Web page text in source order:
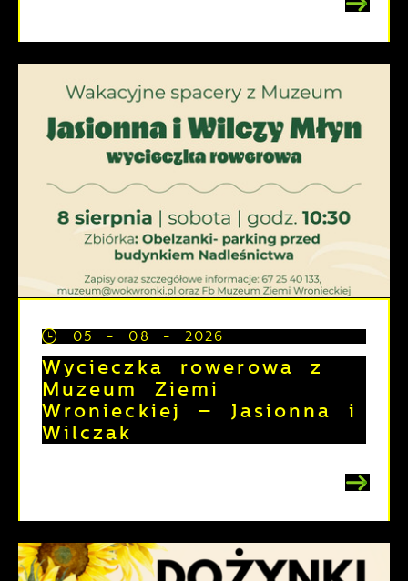
05 - 08 - 2026
Wycieczka rowerowa z
Muzeum Ziemi
Wronieckiej – Jasionna i
Wilczak